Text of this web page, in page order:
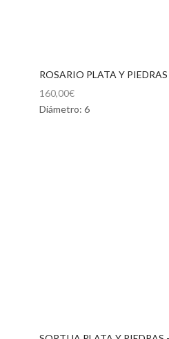
ROSARIO PLATA Y
160,00€
Diámetro: 6